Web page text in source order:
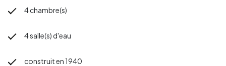
4 chambre(s)
4 salle(s) d'eau
construit en 1940